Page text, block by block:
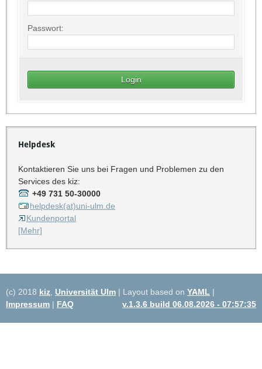
Passwort:
Helpdesk
Kontaktieren Sie uns bei Fragen und Problemen zu den
Services des kiz:
+49 731 50-30000
helpdesk(at)uni-ulm.de
Kundenportal
[Mehr]
(c) 2018 kiz Universität Ulm | Layout based on YAML |
Impressum | FAQ v.1.3.6 build 06.08.2026 - 07:57:35